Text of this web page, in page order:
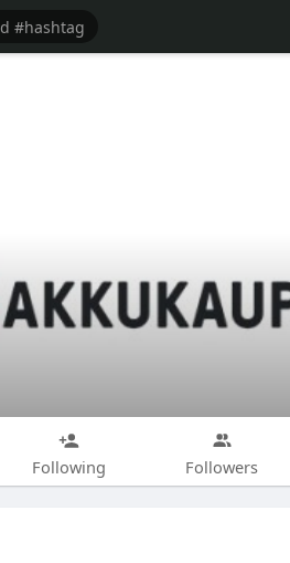
Following Followers